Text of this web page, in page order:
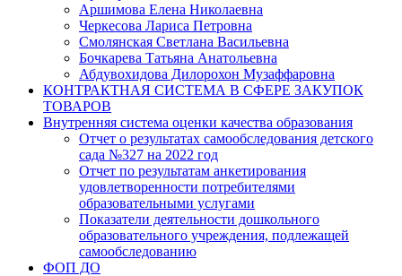
Аршимова Елена Николаевна
Черкесова Лариса Петровна
Смолянская Светлана Васильевна
Бочкарева Татьяна Анатольевна
Абдувохидова Дилорохон Музаффаровна
КОНТРАКТНАЯ СИСТЕМА В СФЕРЕ ЗАКУПОК
ТОВАРОВ
Внутренняя система оценки качества образования
Отчет о результатах самообследования детского
сада №327 на 2022 год
Отчет по результатам анкетирования
удовлетворенности потребителями
образовательными услугами
Показатели деятельности дошкольного
образовательного учреждения, подлежащей
самообследованию
ФОП ДО